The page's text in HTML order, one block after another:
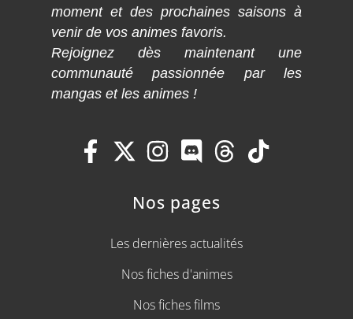
moment et des prochaines saisons à
venir de vos animes favoris.
Rejoignez dès maintenant une
communauté passionnée par les
mangas et les animes !
Nos pages
Les dernières actualités
Nos fiches d'animes
Nos fiches films